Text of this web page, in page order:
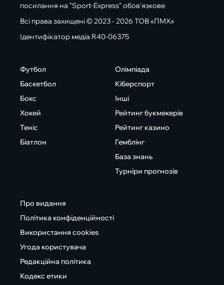
посилання на "Sport-Express" обов'язкове
Всі права захищені © 2023 - 2026 ТОВ «ПМХ»
Ідентифікатор медіа R40-06375
Футбол
Баскетбол
Бокс
Хокей
Теніс
Біатлон
Олімпіада
Кіберспорт
Інші
Рейтинг букмекерів
Рейтинг казино
Гемблінг
База знань
Турніри прогнозів
Про видання
Політика конфіденційності
Використання cookies
Угода користувача
Редакційна політика
Кодекс етики